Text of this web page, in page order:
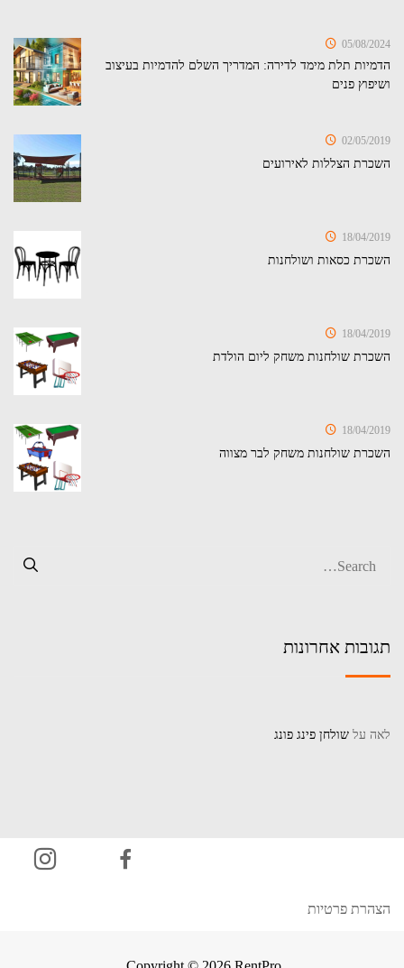
05/08/2024
הדמיות תלת מימד לדירה: המדריך השלם להדמיות בעיצוב
ושיפוץ פנים
02/05/2019
השכרת הצללות לאירועים
18/04/2019
השכרת כסאות ושולחנות
18/04/2019
השכרת שולחנות משחק ליום הולדת
18/04/2019
השכרת שולחנות משחק לבר מצווה
תגובות אחרונות
לאה על שולחן פינג פונג
הצהרת פרטיות